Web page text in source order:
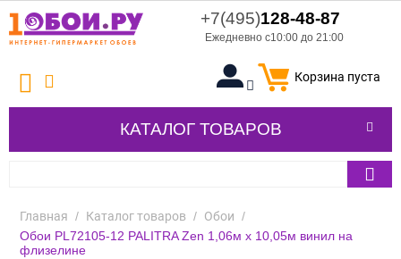
+7(495)128-48-87
Ежедневно с10:00 до 21:00
Корзина пуста
КАТАЛОГ ТОВАРОВ
Главная / Каталог товаров / Обои /
Обои PL72105-12 PALITRA Zen 1,06м х 10,05м винил на
флизелине